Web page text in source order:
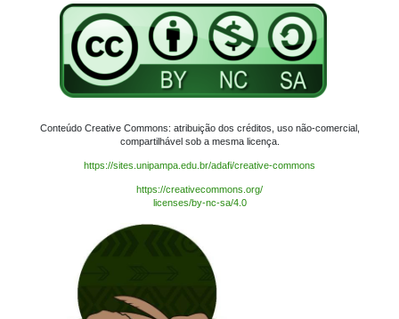
Conteúdo Creative Commons: atribuição dos créditos, uso não-comercial,
compartilhável sob a mesma licença.
https://sites.unipampa.edu.br/adafi/creative-commons
https://creativecommons.org/
licenses/by-nc-sa/4.0